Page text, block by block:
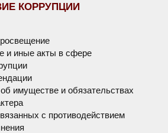
КОРРУПЦИИ
и иные акты в сфере
имуществе и обязательствах
с противодействием